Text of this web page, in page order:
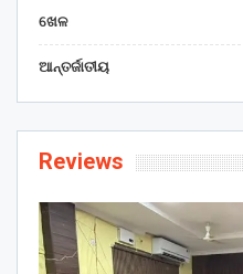
ଖେଳ
ଆନ୍ତର୍ଜାତୀୟ
Reviews